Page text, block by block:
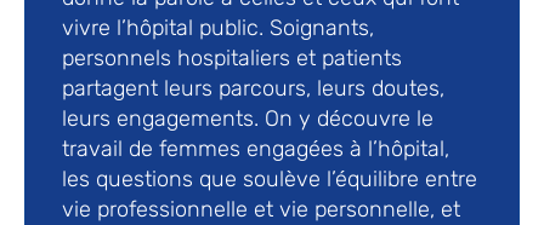
vivre l’hôpital public. Soignants,
personnels hospitaliers et patients
partagent leurs parcours, leurs doutes,
leurs engagements. On y découvre le
travail de femmes engagées à l’hôpital,
les questions que soulève l’équilibre entre
vie professionnelle et vie personnelle, et